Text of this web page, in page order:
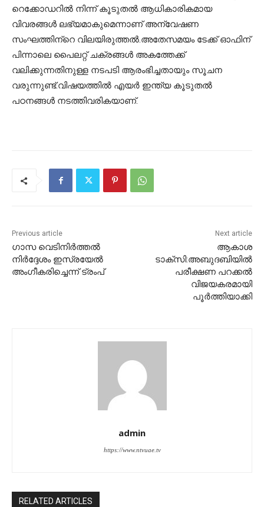
റെക്കോഡറില്‍ നിന്ന് കൂടുതല്‍ ആധികാരികമായ
വിവരങ്ങള്‍ ലഭ്യമാകുമെന്നാണ് അന്വേഷണ
സംഘത്തിന്‌റെ വിലയിരുത്തല്‍.അതേസമയം ടേക്ക് ഓഫിന്
പിന്നാലെ പൈലറ്റ് ചക്രങ്ങള്‍ അകത്തേക്ക്
വലിക്കുന്നതിനുള്ള നടപടി ആരംഭിച്ചതായും സൂചന
വരുന്നുണ്ട്.വിഷയത്തില്‍ എയര്‍ ഇന്ത്യ കൂടുതല്‍
പഠനങ്ങള്‍ നടത്തിവരികയാണ്.
Previous article
ഗാസ വെടിനിര്‍ത്തല്‍
നിര്‍ദ്ദേശം ഇസ്രയേല്‍
അംഗീകരിച്ചെന്ന് ട്രംപ്
Next article
ആകാശ
ടാക്‌സി:അബുദബിയില്‍
പരീക്ഷണ പറക്കല്‍
വിജയകരമായി
പൂര്‍ത്തിയാക്കി
admin
https://www.ntvuae.tv
RELATED ARTICLES